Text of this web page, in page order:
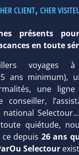
DEMANDE
Infos
32 °C
8
Tx
Infos golfs :
dont
km de
client, cher
présents
en toute
voyages à
ans minimum),
une
conseiller,
quiétude,
depuis 26 ans
Selectour